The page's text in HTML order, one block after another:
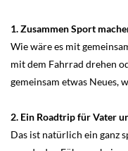
1. Zusammen Sport
Wie wäre es mit
mit dem Fahrrad drehen
gemeinsam etwas Neues,
2. Ein Roadtrip für Vater
Das ist natürlich ein ganz